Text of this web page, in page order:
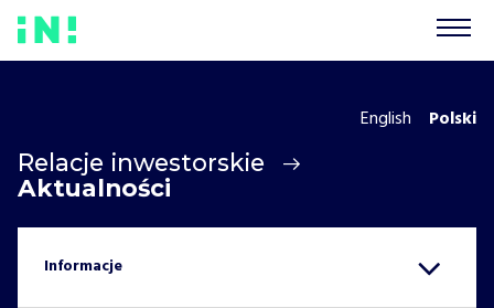
Relacje inwestorskie
Aktualności
English Polski